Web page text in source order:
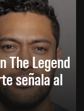
The Legend
señala al